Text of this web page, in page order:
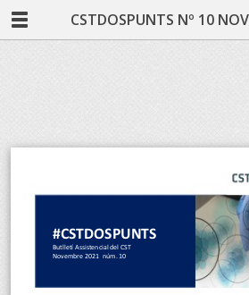
CSTDOSPUNTS Nº 10